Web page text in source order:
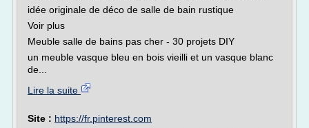
idée originale de déco de salle de bain rustique
Voir plus
Meuble salle de bains pas cher - 30 projets DIY
un meuble vasque bleu en bois vieilli et un vasque blanc
de...
Lire la suite
Site : https://fr.pinterest.com